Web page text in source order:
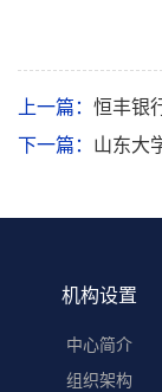
上一篇： 恒丰银
下一篇： 山东大
机构设置
中心简介
组织架构